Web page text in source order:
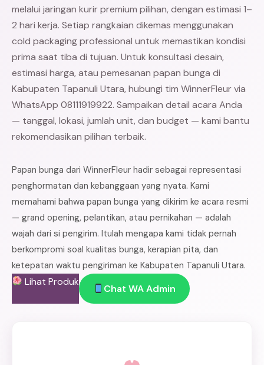
melalui jaringan kurir premium pilihan, dengan estimasi 1–
2 hari kerja. Setiap rangkaian dikemas menggunakan
cold packaging professional untuk memastikan kondisi
prima saat tiba di tujuan. Untuk konsultasi desain,
estimasi harga, atau pemesanan papan bunga di
Kabupaten Tapanuli Utara, hubungi tim WinnerFleur via
WhatsApp 08111919922. Sampaikan detail acara Anda
— tanggal, lokasi, jumlah unit, dan budget — kami bantu
rekomendasikan pilihan terbaik.
Papan bunga dari WinnerFleur hadir sebagai representasi
penghormatan dan kebanggaan yang nyata. Kami
memahami bahwa papan bunga yang dikirim ke acara resmi
— grand opening, pelantikan, atau pernikahan — adalah
wajah dari si pengirim. Itulah mengapa kami tidak pernah
berkompromi soal kualitas bunga, kerapian pita, dan
ketepatan waktu pengiriman ke Kabupaten Tapanuli Utara.
Lihat Produk
Chat WA Admin